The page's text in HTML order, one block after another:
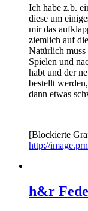
Ich habe z.b.
diese um
mir das
ziemlich auf
Natürlich muss
Spielen und
habt und der
bestellt
dann etwas
[Blockierte
http://
h&r